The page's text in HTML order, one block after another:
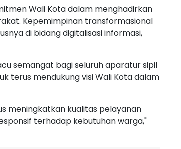
Wali Kota dalam menghadirkan
Kepemimpinan transformasional
di bidang digitalisasi informasi,
semangat bagi seluruh aparatur sipil
terus mendukung visi Wali Kota dalam
meningkatkan kualitas pelayanan
terhadap kebutuhan warga,"